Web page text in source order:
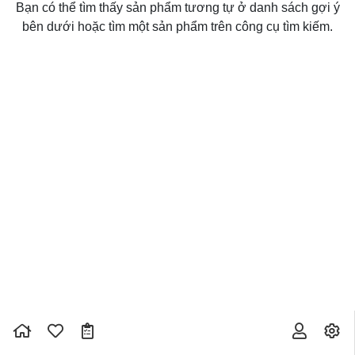
Bạn có thể tìm thấy sản phẩm tương tự ở danh sách gợi ý
bên dưới hoặc tìm một sản phẩm trên công cụ tìm kiếm.